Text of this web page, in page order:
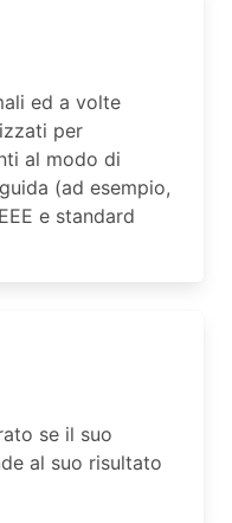
ed a volte
per
al modo di
(ad esempio,
e standard
se il suo
al suo risultato